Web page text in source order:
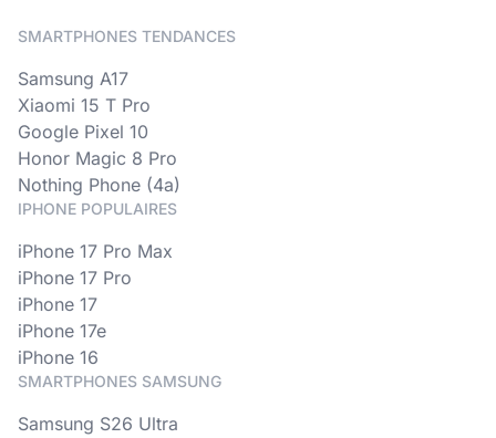
SMARTPHONES TENDANCES
Samsung A17
Xiaomi 15 T Pro
Google Pixel 10
Honor Magic 8 Pro
Nothing Phone (4a)
IPHONE POPULAIRES
iPhone 17 Pro Max
iPhone 17 Pro
iPhone 17
iPhone 17e
iPhone 16
SMARTPHONES SAMSUNG
Samsung S26 Ultra